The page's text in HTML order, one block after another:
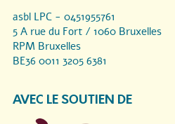
asbl LPC - 0451955761
5 A rue du Fort / 1060 Bruxelles
RPM Bruxelles
BE36 0011 3205 6381
AVEC LE SOUTIEN DE